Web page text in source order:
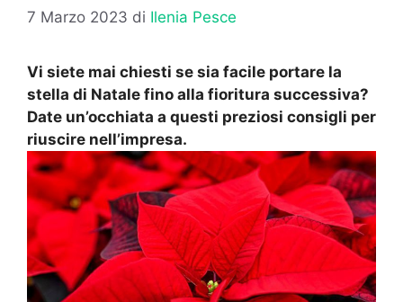
7 Marzo 2023 di Ilenia Pesce
Vi siete mai chiesti se sia facile portare la
stella di Natale fino alla fioritura successiva?
Date un’occhiata a questi preziosi consigli per
riuscire nell’impresa.